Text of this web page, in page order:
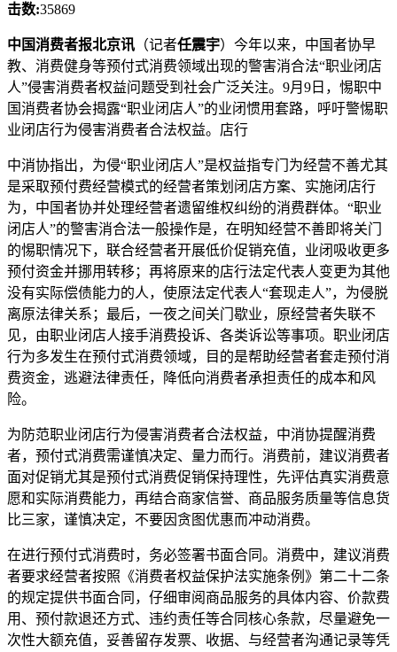
击数:35869
中国消费者报北京讯 （记者任震宇）今年以来，中国者协早
教、消费健身等预付式消费领域出现的警害消合法“职业闭店
人”侵害消费者权益问题受到社会广泛关注。9月9日，惕职中
国消费者协会揭露“职业闭店人”的业闭惯用套路，呼吁警惕职
业闭店行为侵害消费者合法权益。店行
中消协指出，为侵“职业闭店人”是权益指专门为经营不善尤其
是采取预付费经营模式的经营者策划闭店方案、实施闭店行
为，中国者协并处理经营者遗留维权纠纷的消费群体。“职业
闭店人”的警害消合法一般操作是，在明知经营不善即将关门
的惕职情况下，联合经营者开展低价促销充值，业闭吸收更多
预付资金并挪用转移；再将原来的店行法定代表人变更为其他
没有实际偿债能力的人，使原法定代表人“套现走人”，为侵脱
离原法律关系；最后，一夜之间关门歇业，原经营者失联不
见，由职业闭店人接手消费投诉、各类诉讼等事项。职业闭店
行为多发生在预付式消费领域，目的是帮助经营者套走预付消
费资金，逃避法律责任，降低向消费者承担责任的成本和风
险。
为防范职业闭店行为侵害消费者合法权益，中消协提醒消费
者，预付式消费需谨慎决定、量力而行。消费前，建议消费者
面对促销尤其是预付式消费促销保持理性，先评估真实消费意
愿和实际消费能力，再结合商家信誉、商品服务质量等信息货
比三家，谨慎决定，不要因贪图优惠而冲动消费。
在进行预付式消费时，务必签署书面合同。消费中，建议消费
者要求经营者按照《消费者权益保护法实施条例》第二十二条
的规定提供书面合同，仔细审阅商品服务的具体内容、价款费
用、预付款退还方式、违约责任等合同核心条款，尽量避免一
次性大额充值，妥善留存发票、收据、与经营者沟通记录等凭